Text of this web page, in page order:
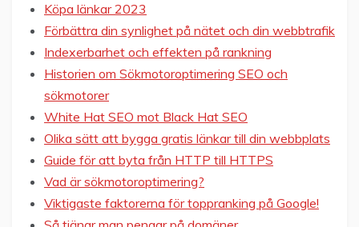
Köpa länkar 2023
Förbättra din synlighet på nätet och din webbtrafik
Indexerbarhet och effekten på rankning
Historien om Sökmotoroptimering SEO och
sökmotorer
White Hat SEO mot Black Hat SEO
Olika sätt att bygga gratis länkar till din webbplats
Guide för att byta från HTTP till HTTPS
Vad är sökmotoroptimering?
Viktigaste faktorerna för toppranking på Google!